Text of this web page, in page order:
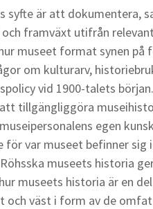
syfte är att dokumentera,
framväxt utifrån
museet format synen på
om kulturarv,
vid 1900-talets
tillgängliggöra
egen
för var museet befinner sig
museets historia
museets historia är en
och väst i form av de